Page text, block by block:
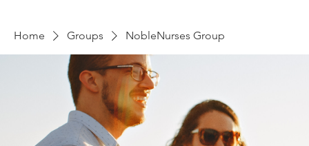
Home Groups NobleNurses Group